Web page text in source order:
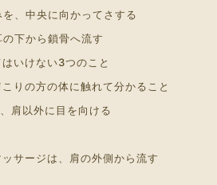
、中央に向かってさする
下から鎖骨へ流す
いけない3つのこと
りの方の体に触れて分かること
肩以外に目を向ける
サージは、肩の外側から流す